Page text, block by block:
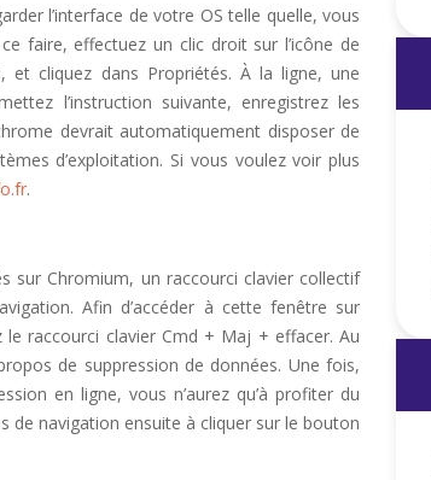
l’interface de votre OS telle quelle, vous
faire, effectuez un clic droit sur l’icône de
cliquez dans Propriétés. À la ligne, une
l’instruction suivante, enregistrez les
devrait automatiquement disposer de
d’exploitation. Si vous voulez voir plus
.
sur Chromium, un raccourci clavier collectif
Afin d’accéder à cette fenêtre sur
raccourci clavier Cmd + Maj + effacer. Au
de suppression de données. Une fois,
en ligne, vous n’aurez qu’à profiter du
de navigation ensuite à cliquer sur le bouton